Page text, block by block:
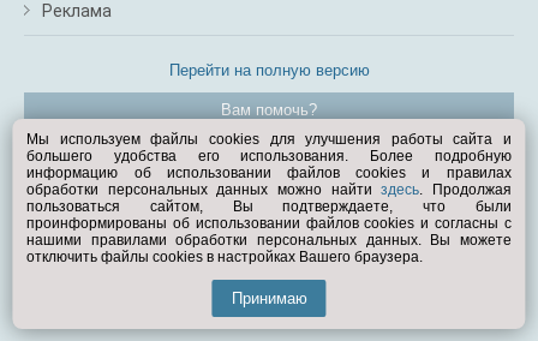
Реклама
Перейти на полную версию
Вам помочь?
© Exist.ru 1998—2026
Мы используем файлы cookies для улучшения работы сайта и
большего удобства его использования. Более подробную
информацию об использовании файлов cookies и правилах
обработки персональных данных можно найтиздесь. Продолжая
пользоваться сайтом, Вы подтверждаете, что были
проинформированы об использовании файлов cookies и согласны с
нашими правилами обработки персональных данных. Вы можете
отключить файлы cookies в настройках Вашего браузера.
Принимаю